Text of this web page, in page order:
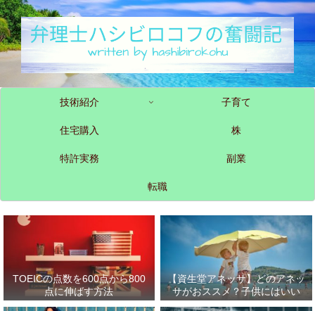
技術紹介 子育て
住宅購入 株
特許実務 副業
転職
TOEICの点数を600点から800
点に伸ばす方法
【資生堂アネッサ】どのアネッ
サがおススメ？子供にはいい
の？